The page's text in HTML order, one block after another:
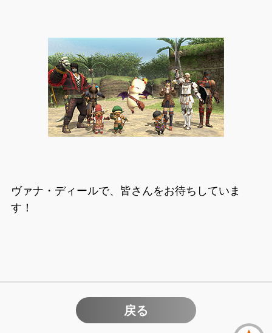
ヴァナ・ディールで、皆さんをお待ちしていま
す！
戻る